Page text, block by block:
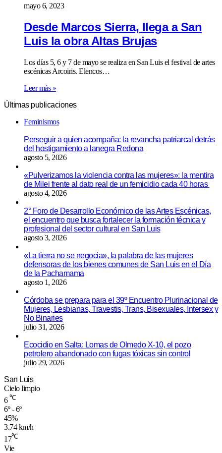
mayo 6, 2023
Desde Marcos Sierra, llega a San
Luis la obra Altas Brujas
Los días 5, 6 y 7 de mayo se realiza en San Luis el festival de artes
escénicas Arcoiris. Elencos…
Leer más »
Últimas publicaciones
Feminismos
Perseguir a quien acompaña: la revancha patriarcal detrás
del hostigamiento a lanegra Redona
agosto 5, 2026
«Pulverizamos la violencia contra las mujeres»: la mentira
de Milei frente al dato real de un femicidio cada 40 horas
agosto 4, 2026
2° Foro de Desarrollo Económico de las Artes Escénicas,
el encuentro que busca fortalecer la formación técnica y
profesional del sector cultural en San Luis
agosto 3, 2026
«La tierra no se negocia», la palabra de las mujeres
defensoras de los bienes comunes de San Luis en el Día
de la Pachamama
agosto 1, 2026
Córdoba se prepara para el 39º Encuentro Plurinacional de
Mujeres, Lesbianas, Travestis, Trans, Bisexuales, Intersex y
No Binaries
julio 31, 2026
Ecocidio en Salta: Lomas de Olmedo X-10, el pozo
petrolero abandonado con fugas tóxicas sin control
julio 29, 2026
San Luis
Cielo limpio
6 ℃
6º - 6º
45%
3.74 km/h
17℃
Vie